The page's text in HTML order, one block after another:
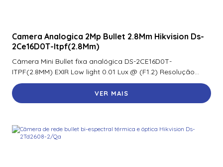
Camera Analogica 2Mp Bullet 2.8Mm Hikvision Ds-
2Ce16D0T-Itpf(2.8Mm)
Câmera Mini Bullet fixa analógica DS-2CE16D0T-
ITPF(2.8MM) EXIR Low light 0.01 Lux @ (F1.2) Resolução...
VER MAIS